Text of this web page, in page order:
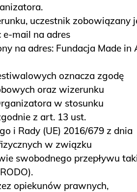
uczestnik zobowiązany
mail na adres
na adres: Fundacja Made in
oznacza zgodę
oraz wizerunku
w stosunku
z art. 13 ust.
i Rady (UE) 2016/679 z dnia
w związku
swobodnego przepływu
opiekunów prawnych,